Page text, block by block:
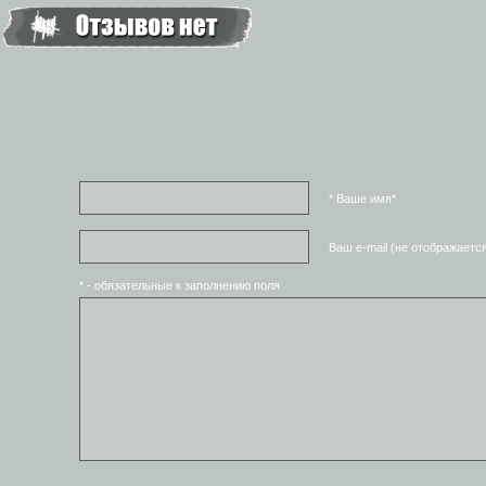
* Ваше имя*
Ваш e-mail (не
* - обязательные к заполнению поля